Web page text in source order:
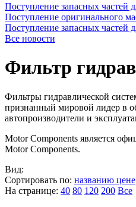
Поступление запасных частей
Поступление оригинального
Поступление запасных частей
Все новости
Фильтр
Фильтры гидравлической
признанный мировой лидер в
автопроизводители и
Motor Components является
Motor Components.
Вид:
Сортировать по: названию цене
На странице: 40 80 120 200 Все